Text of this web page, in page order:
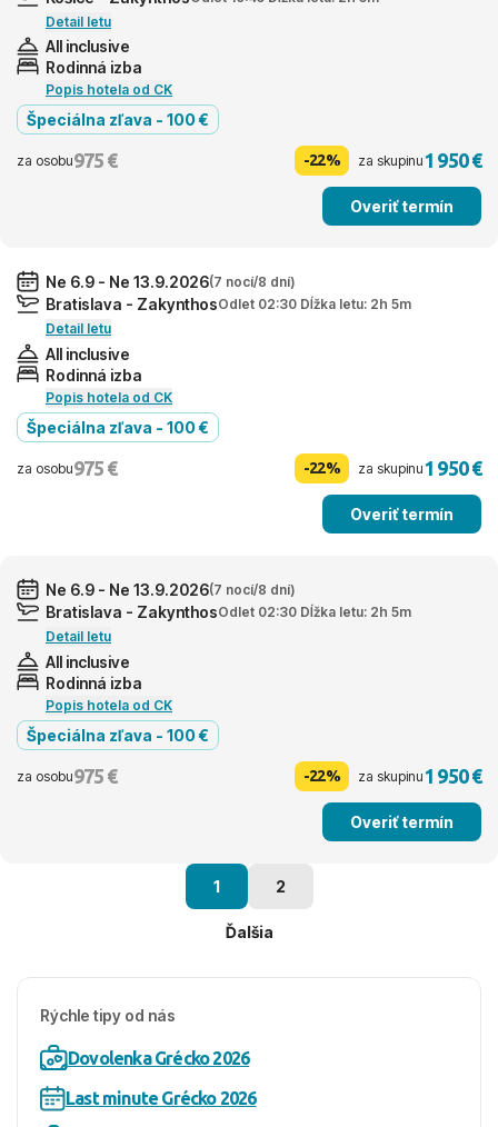
Detail letu
All inclusive
Rodinná izba
Popis hotela od CK
Špeciálna zľava - 100 €
za osobu975 € -22% za skupinu1 950 €
Overiť termín
Ne 6.9 - Ne 13.9.2026(7 nocí/8 dní)
Bratislava - ZakynthosOdlet 02:30 Dĺžka letu: 2h 5m
Detail letu
All inclusive
Rodinná izba
Popis hotela od CK
Špeciálna zľava - 100 €
za osobu975 € -22% za skupinu1 950 €
Overiť termín
Ne 6.9 - Ne 13.9.2026(7 nocí/8 dní)
Bratislava - ZakynthosOdlet 02:30 Dĺžka letu: 2h 5m
Detail letu
All inclusive
Rodinná izba
Popis hotela od CK
Špeciálna zľava - 100 €
za osobu975 € -22% za skupinu1 950 €
Overiť termín
1 2
Ďalšia
Rýchle tipy od nás
Dovolenka Grécko 2026
Last minute Grécko 2026